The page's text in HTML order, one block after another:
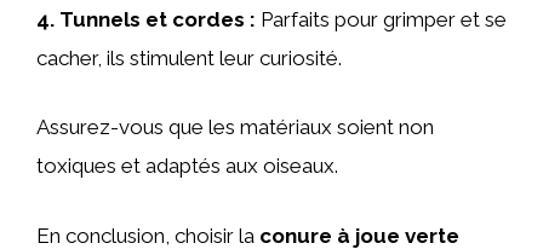
4. Tunnels et cordes : Parfaits pour grimper et se
cacher, ils stimulent leur curiosité.
Assurez-vous que les matériaux soient non
toxiques et adaptés aux oiseaux.
En conclusion, choisir la conure à joue verte